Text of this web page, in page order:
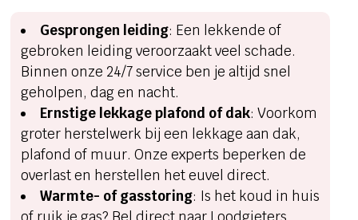
Gesprongen leiding: Een lekkende of
gebroken leiding veroorzaakt veel schade.
Binnen onze 24/7 service ben je altijd snel
geholpen, dag en nacht.
Ernstige lekkage plafond of dak: Voorkom
groter herstelwerk bij een lekkage aan dak,
plafond of muur. Onze experts beperken de
overlast en herstellen het euvel direct.
Warmte- of gasstoring: Is het koud in huis